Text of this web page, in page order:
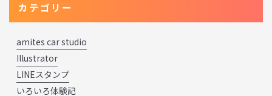
カテゴリー
amites car studio
Illustrator
LINEスタンプ
いろいろ体験記